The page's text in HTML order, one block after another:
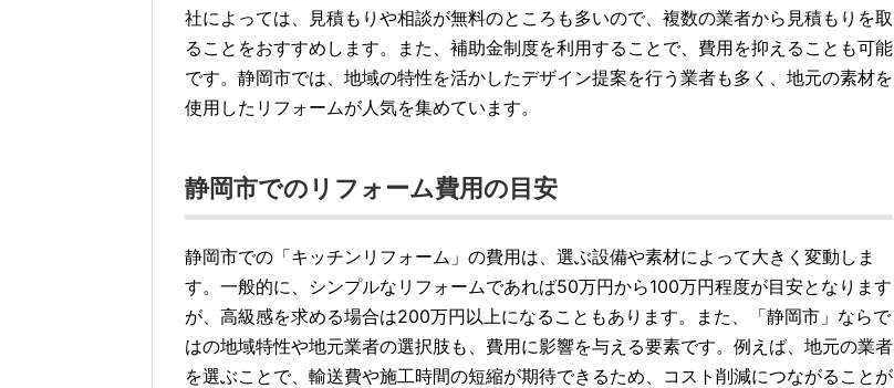
社によっては、見積もりや相談が無料のところも多いので、複数の業者から見積もりを取
ることをおすすめします。また、補助金制度を利用することで、費用を抑えることも可能
です。静岡市では、地域の特性を活かしたデザイン提案を行う業者も多く、地元の素材を
使用したリフォームが人気を集めています。
静岡市でのリフォーム費用の目安
静岡市での「キッチンリフォーム」の費用は、選ぶ設備や素材によって大きく変動しま
す。一般的に、シンプルなリフォームであれば50万円から100万円程度が目安となります
が、高級感を求める場合は200万円以上になることもあります。また、「静岡市」ならで
はの地域特性や地元業者の選択肢も、費用に影響を与える要素です。例えば、地元の業者
を選ぶことで、輸送費や施工時間の短縮が期待できるため、コスト削減につながることが